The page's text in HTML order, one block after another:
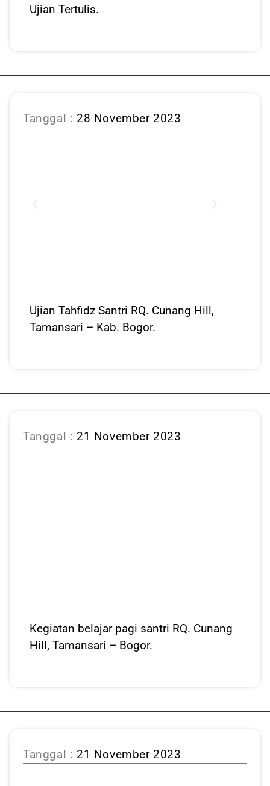
Ujian Tertulis.
Tanggal : 28 November 2023
Ujian Tahfidz Santri RQ. Cunang Hill,
Tamansari – Kab. Bogor.
Tanggal : 21 November 2023
Kegiatan belajar pagi santri RQ. Cunang
Hill, Tamansari – Bogor.
Tanggal : 21 November 2023